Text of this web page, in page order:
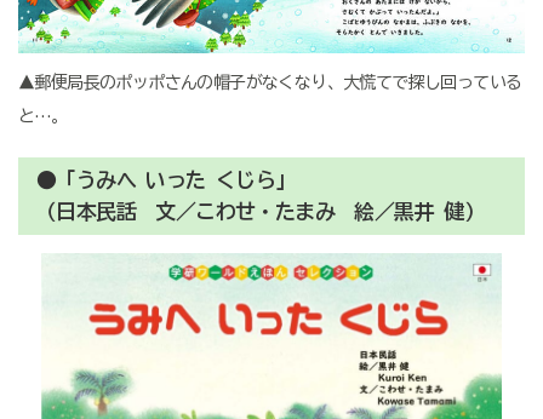
▲郵便局長のポッポさんの帽子がなくなり、大慌てで探し回っている
と…。
●「うみへ いった くじら」
（日本民話 文／こわせ・たまみ 絵／黒井 健）